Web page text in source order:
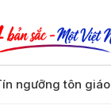
ngưỡng tôn giáo